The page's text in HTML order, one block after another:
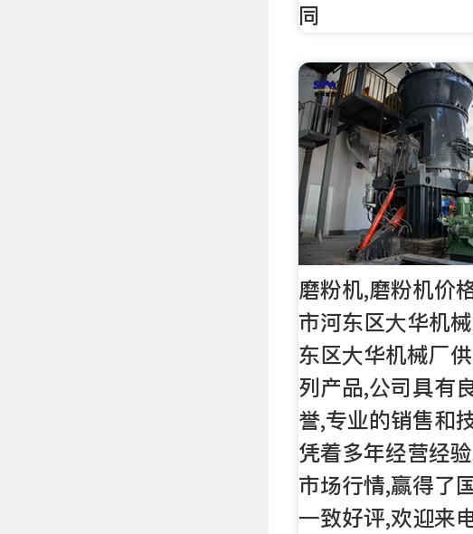
同
磨粉机,磨粉机价
市河东区大华机
东区大华机械厂
列产品,公司具有
誉,专业的销售和
凭着多年经营经
市场行情,赢得了
一致好评,欢迎来